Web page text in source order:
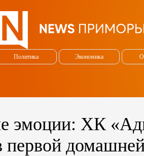
Политика Экономика
эмоции: ХК
первой